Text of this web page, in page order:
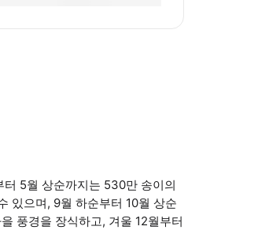
5월 상순까지는 530만 송이의
있으며, 9월 하순부터 10월 상순
풍경을 장식하고, 겨울 12월부터